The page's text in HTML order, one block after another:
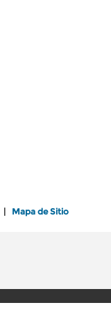
Mapa de Sitio